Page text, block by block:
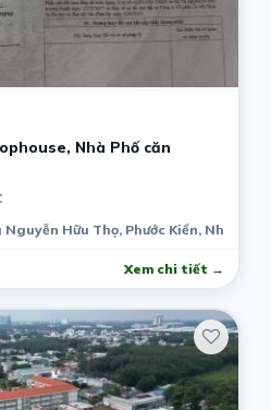
Nhà Phố căn
Hữu Thọ, Phước Kiển, Nhà Bè,
Xem chi tiết →